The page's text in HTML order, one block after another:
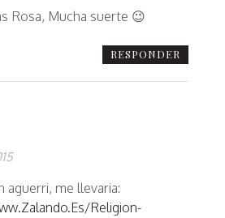
Rosa, Mucha suerte 😉
RESPONDER
aguerri, me llevaria:
religion-